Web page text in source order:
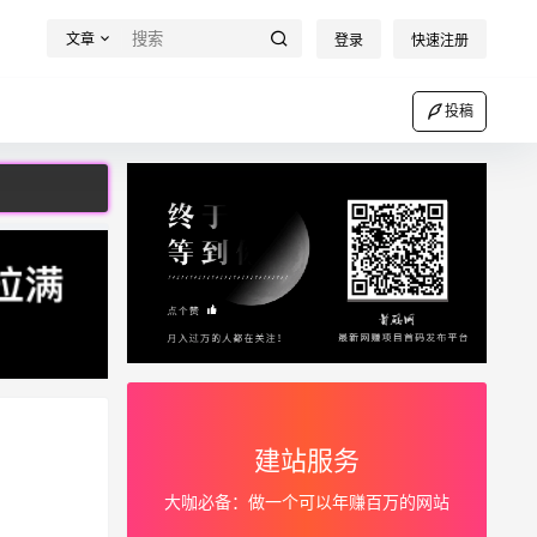
文章 登录 快速注册
投稿
建站服务
大咖必备：做一个可以年赚百万的网站